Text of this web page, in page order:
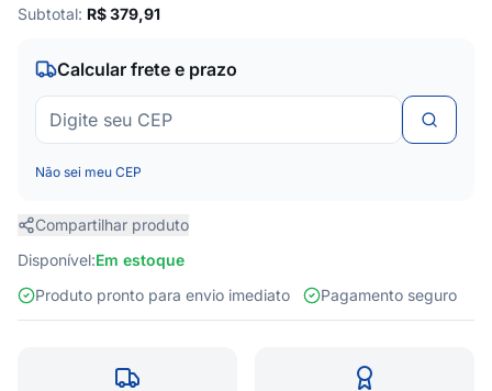
Subtotal: R$379,91
Calcular frete e prazo
Não sei meu CEP
Compartilhar produto
Disponível:Em estoque
Produto pronto para envio imediato
Pagamento seguro